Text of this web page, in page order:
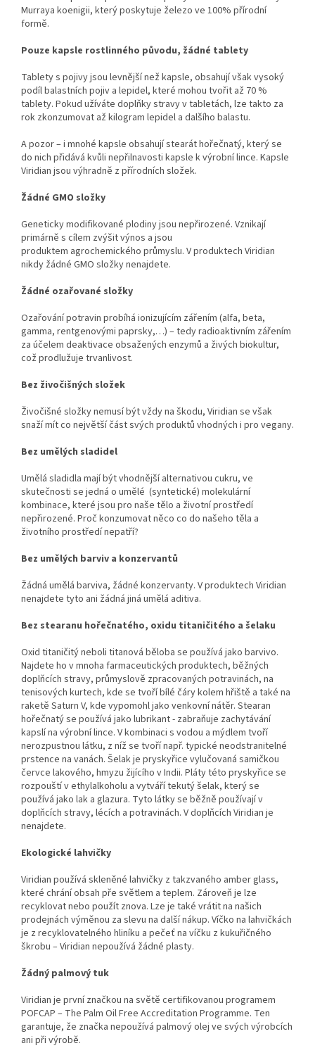
Murraya koenigii, který poskytuje železo ve 100% přírodní
formě.
Pouze kapsle rostlinného původu, žádné tablety
Tablety s pojivy jsou levnější než kapsle, obsahují však vysoký
podíl balastních pojiv a lepidel, které mohou tvořit až 70 %
tablety. Pokud užíváte doplňky stravy v tabletách, lze takto za
rok zkonzumovat až kilogram lepidel a dalšího balastu.
A pozor – i mnohé kapsle obsahují stearát hořečnatý, který se
do nich přidává kvůli nepřilnavosti kapsle k výrobní lince. Kapsle
Viridian jsou výhradně z přírodních složek.
Žádné GMO složky
Geneticky modifikované plodiny jsou nepřirozené. Vznikají
primárně s cílem zvýšit výnos a jsou
produktem agrochemického průmyslu. V produktech Viridian
nikdy žádné GMO složky nenajdete.
Žádné ozařované složky
Ozařování potravin probíhá ionizujícím zářením (alfa, beta,
gamma, rentgenovými paprsky,…) – tedy radioaktivním zářením
za účelem deaktivace obsažených enzymů a živých biokultur,
což prodlužuje trvanlivost.
Bez živočišných složek
Živočišné složky nemusí být vždy na škodu, Viridian se však
snaží mít co největší část svých produktů vhodných i pro vegany.
Bez umělých sladidel
Umělá sladidla mají být vhodnější alternativou cukru, ve
skutečnosti se jedná o umělé (syntetické) molekulární
kombinace, které jsou pro naše tělo a životní prostředí
nepřirozené. Proč konzumovat něco co do našeho těla a
životního prostředí nepatří?
Bez umělých barviv a konzervantů
Žádná umělá barviva, žádné konzervanty. V produktech Viridian
nenajdete tyto ani žádná jiná umělá aditiva.
Bez stearanu hořečnatého, oxidu titaničitého a šelaku
Oxid titaničitý neboli titanová běloba se používá jako barvivo.
Najdete ho v mnoha farmaceutických produktech, běžných
doplňcích stravy, průmyslově zpracovaných potravinách, na
tenisových kurtech, kde se tvoří bílé čáry kolem hřiště a také na
raketě Saturn V, kde vypomohl jako venkovní nátěr. Stearan
hořečnatý se používá jako lubrikant - zabraňuje zachytávání
kapslí na výrobní lince. V kombinaci s vodou a mýdlem tvoří
nerozpustnou látku, z níž se tvoří např. typické neodstranitelné
prstence na vanách. Šelak je pryskyřice vylučovaná samičkou
červce lakového, hmyzu žijícího v Indii. Pláty této pryskyřice se
rozpouští v ethylalkoholu a vytváří tekutý šelak, který se
používá jako lak a glazura. Tyto látky se běžně používají v
doplňcích stravy, lécích a potravinách. V doplňcích Viridian je
nenajdete.
Ekologické lahvičky
Viridian používá skleněné lahvičky z takzvaného amber glass,
které chrání obsah pře světlem a teplem. Zároveň je lze
recyklovat nebo použít znova. Lze je také vrátit na našich
prodejnách výměnou za slevu na další nákup. Víčko na lahvičkách
je z recyklovatelného hliníku a pečeť na víčku z kukuřičného
škrobu – Viridian nepoužívá žádné plasty.
Žádný palmový tuk
Viridian je první značkou na světě certifikovanou programem
POFCAP – The Palm Oil Free Accreditation Programme. Ten
garantuje, že značka nepoužívá palmový olej ve svých výrobcích
ani při výrobě.